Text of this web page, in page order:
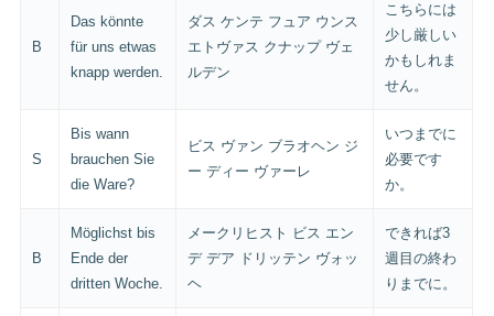
B
Das könnte
für uns etwas
knapp werden.
ダス ケンテ フュア ウンス
エトヴァス クナップ ヴェ
ルデン
こちらには
少し厳しい
かもしれま
せん。
S
Bis wann
brauchen Sie
die Ware?
ビス ヴァン ブラオヘン ジ
ー ディー ヴァーレ
いつまでに
必要です
か。
B
Möglichst bis
Ende der
dritten Woche.
メークリヒスト ビス エン
デ デア ドリッテン ヴォッ
ヘ
できれば3
週目の終わ
りまでに。